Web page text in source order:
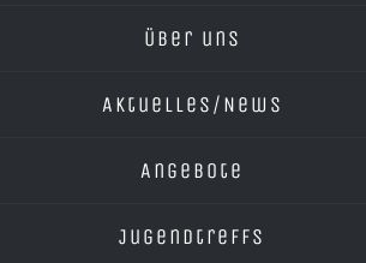
Über uns
Aktuelles/News
Angebote
Jugendtreffs